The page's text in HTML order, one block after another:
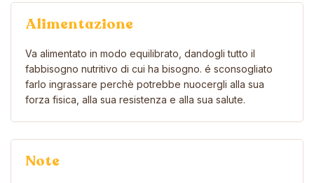
Alimentazione
Va alimentato in modo equilibrato, dandogli tutto il
fabbisogno nutritivo di cui ha bisogno. é sconsogliato
farlo ingrassare perchè potrebbe nuocergli alla sua
forza fisica, alla sua resistenza e alla sua salute.
Note